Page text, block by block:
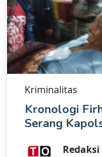
Kriminalitas
Kronologi
Serang
Redaksi